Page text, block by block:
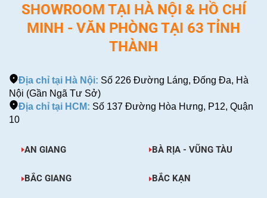
SHOWROOM TẠI HÀ NỘI & HỒ CHÍ
MINH - VĂN PHÒNG TẠI 63 TỈNH
THÀNH
Địa chỉ tại Hà Nội: Số 226 Đường Láng, Đống Đa, Hà
Nội (Gần Ngã Tư Sở)
Địa chỉ tại HCM: Số 137 Đường Hòa Hưng, P12, Quận
10
AN GIANG BÀ RỊA - VŨNG TÀU
BẮC GIANG BẮC KẠN